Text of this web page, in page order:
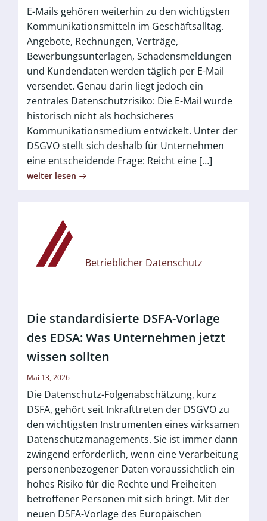
E-Mails gehören weiterhin zu den wichtigsten
Kommunikationsmitteln im Geschäftsalltag.
Angebote, Rechnungen, Verträge,
Bewerbungsunterlagen, Schadensmeldungen
und Kundendaten werden täglich per E-Mail
versendet. Genau darin liegt jedoch ein
zentrales Datenschutzrisiko: Die E-Mail wurde
historisch nicht als hochsicheres
Kommunikationsmedium entwickelt. Unter der
DSGVO stellt sich deshalb für Unternehmen
eine entscheidende Frage: Reicht eine […]
weiter lesen
Betrieblicher Datenschutz
Die standardisierte DSFA-Vorlage
des EDSA: Was Unternehmen jetzt
wissen sollten
Mai 13, 2026
Die Datenschutz-Folgenabschätzung, kurz
DSFA, gehört seit Inkrafttreten der DSGVO zu
den wichtigsten Instrumenten eines wirksamen
Datenschutzmanagements. Sie ist immer dann
zwingend erforderlich, wenn eine Verarbeitung
personenbezogener Daten voraussichtlich ein
hohes Risiko für die Rechte und Freiheiten
betroffener Personen mit sich bringt. Mit der
neuen DSFA-Vorlage des Europäischen